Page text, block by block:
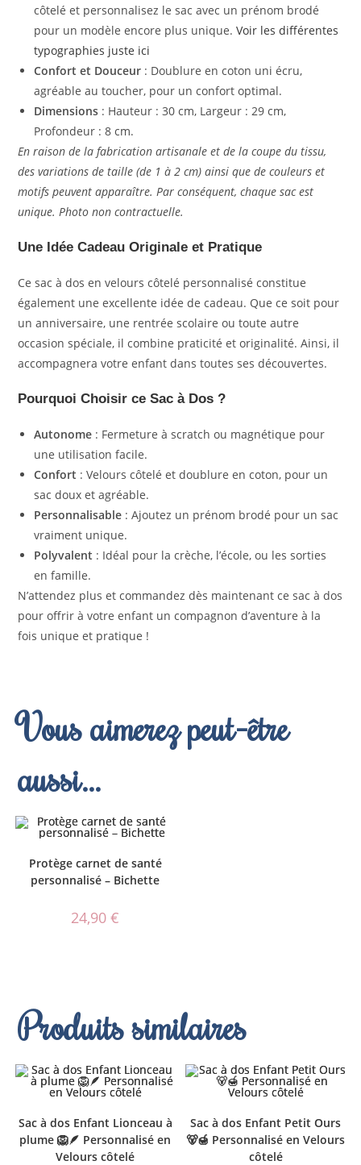
côtelé et personnalisez le sac avec un prénom brodé
pour un modèle encore plus unique.Voir les différentes
typographies juste ici
Confort et Douceur : Doublure en coton uni écru,
agréable au toucher, pour un confort optimal.
Dimensions : Hauteur : 30 cm, Largeur : 29 cm,
Profondeur : 8 cm.
En raison de la fabrication artisanale et de la coupe du tissu,
des variations de taille (de 1 à 2 cm) ainsi que de couleurs et
motifs peuvent apparaître. Par conséquent, chaque sac est
unique. Photo non contractuelle.
Une Idée Cadeau Originale et Pratique
Ce sac à dos en velours côtelé personnalisé constitue
également une excellente idée de cadeau. Que ce soit pour
un anniversaire, une rentrée scolaire ou toute autre
occasion spéciale, il combine praticité et originalité. Ainsi, il
accompagnera votre enfant dans toutes ses découvertes.
Pourquoi Choisir ce Sac à Dos ?
Autonome : Fermeture à scratch ou magnétique pour
une utilisation facile.
Confort : Velours côtelé et doublure en coton, pour un
sac doux et agréable.
Personnalisable : Ajoutez un prénom brodé pour un sac
vraiment unique.
Polyvalent : Idéal pour la crèche, l’école, ou les sorties
en famille.
N’attendez plus et commandez dès maintenant ce sac à dos
pour offrir à votre enfant un compagnon d’aventure à la
fois unique et pratique !
Vous aimerez peut-être
aussi…
Protège carnet de santé
personnalisé – Bichette
24,90€
Produits similaires
Sac à dos Enfant Lionceau à
plume 🦁🪶 Personnalisé en
Velours côtelé
Sac à dos Enfant Petit Ours
🐻🍯 Personnalisé en Velours
côtelé